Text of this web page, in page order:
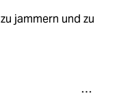
jammern und zu